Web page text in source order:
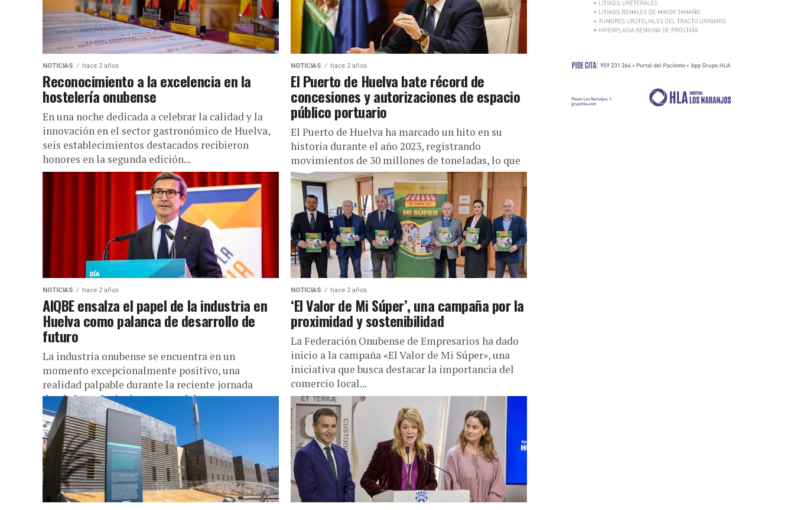
NOTICIAS hace 2 años
Reconocimiento a la excelencia en la
hostelería onubense
En una noche dedicada a celebrar la calidad y la
innovación en el sector gastronómico de Huelva,
seis establecimientos destacados recibieron
honores en la segunda edición...
NOTICIAS hace 2 años
El Puerto de Huelva bate récord de
concesiones y autorizaciones de espacio
público portuario
El Puerto de Huelva ha marcado un hito en su
historia durante el año 2023, registrando
movimientos de 30 millones de toneladas, lo que
representa una...
NOTICIAS hace 2 años
AIQBE ensalza el papel de la industria en
Huelva como palanca de desarrollo de
futuro
La industria onubense se encuentra en un
momento excepcionalmente positivo, una
realidad palpable durante la reciente jornada
donde los principales actores del sector se
reunieron para...
NOTICIAS hace 2 años
‘El Valor de Mi Súper’, una campaña por la
proximidad y sostenibilidad
La Federación Onubense de Empresarios ha dado
inicio a la campaña «El Valor de Mi Súper», una
iniciativa que busca destacar la importancia del
comercio local...